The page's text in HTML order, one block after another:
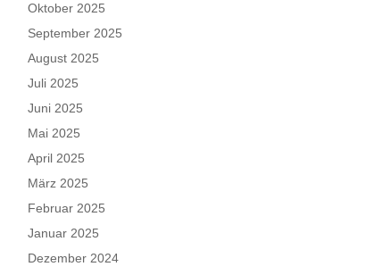
Oktober 2025
September 2025
August 2025
Juli 2025
Juni 2025
Mai 2025
April 2025
März 2025
Februar 2025
Januar 2025
Dezember 2024